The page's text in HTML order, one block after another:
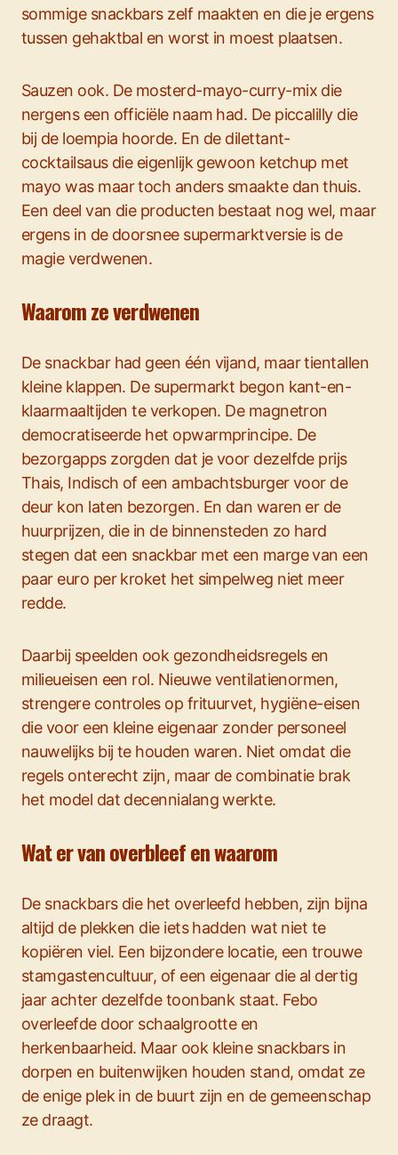
sommige snackbars zelf maakten en die je ergens
tussen gehaktbal en worst in moest plaatsen.
Sauzen ook. De mosterd-mayo-curry-mix die
nergens een officiële naam had. De piccalilly die
bij de loempia hoorde. En de dilettant-
cocktailsaus die eigenlijk gewoon ketchup met
mayo was maar toch anders smaakte dan thuis.
Een deel van die producten bestaat nog wel, maar
ergens in de doorsnee supermarktversie is de
magie verdwenen.
Waarom ze verdwenen
De snackbar had geen één vijand, maar tientallen
kleine klappen. De supermarkt begon kant-en-
klaarmaaltijden te verkopen. De magnetron
democratiseerde het opwarmprincipe. De
bezorgapps zorgden dat je voor dezelfde prijs
Thais, Indisch of een ambachtsburger voor de
deur kon laten bezorgen. En dan waren er de
huurprijzen, die in de binnensteden zo hard
stegen dat een snackbar met een marge van een
paar euro per kroket het simpelweg niet meer
redde.
Daarbij speelden ook gezondheidsregels en
milieueisen een rol. Nieuwe ventilatienormen,
strengere controles op frituurvet, hygiëne-eisen
die voor een kleine eigenaar zonder personeel
nauwelijks bij te houden waren. Niet omdat die
regels onterecht zijn, maar de combinatie brak
het model dat decennialang werkte.
Wat er van overbleef en waarom
De snackbars die het overleefd hebben, zijn bijna
altijd de plekken die iets hadden wat niet te
kopiëren viel. Een bijzondere locatie, een trouwe
stamgastencultuur, of een eigenaar die al dertig
jaar achter dezelfde toonbank staat. Febo
overleefde door schaalgrootte en
herkenbaarheid. Maar ook kleine snackbars in
dorpen en buitenwijken houden stand, omdat ze
de enige plek in de buurt zijn en de gemeenschap
ze draagt.